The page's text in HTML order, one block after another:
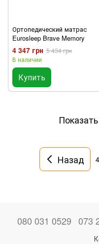
Ортопедический матрас
Eurosleep Brave Memory
4 347 грн 5 434 грн
В наличии
Купить
Назад 4
080 031 0529 073